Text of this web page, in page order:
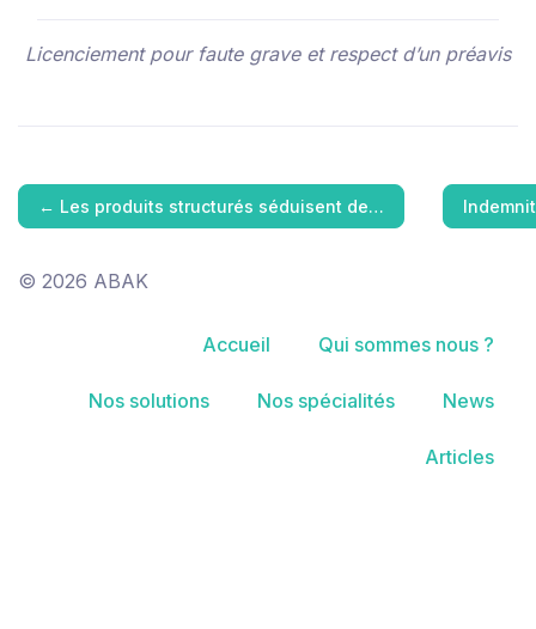
Licenciement pour faute grave et respect d’un préavis
← Les produits structurés séduisent de…
© 2026 ABAK
Accueil Qui sommes nous ?
Nos solutions Nos spécialités News
Articles